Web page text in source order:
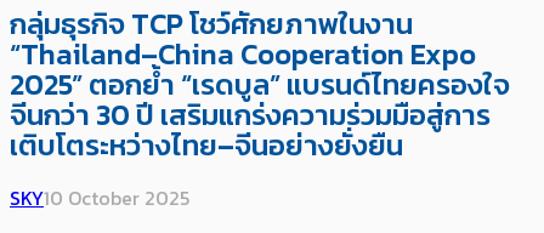
กลุ่มธุรกิจ TCP โชว์ศักยภาพในงาน
“Thailand–China Cooperation Expo
2025” ตอกย้ำ “เรดบูล” แบรนด์ไทยครองใจ
จีนกว่า 30 ปี เสริมแกร่งความร่วมมือสู่การ
เติบโตระหว่างไทย–จีนอย่างยั่งยืน
SKY10 October 2025